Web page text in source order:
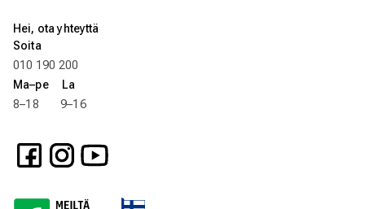
Hei, ota yhteyttä
Soita
010 190 200
Ma–pe La
8–18 9–16